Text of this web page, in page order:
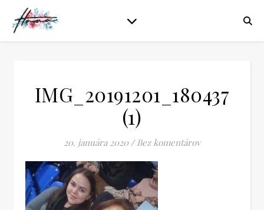
IMG_20191201_180437
(1)
20. januára 2020 / Bez komentárov